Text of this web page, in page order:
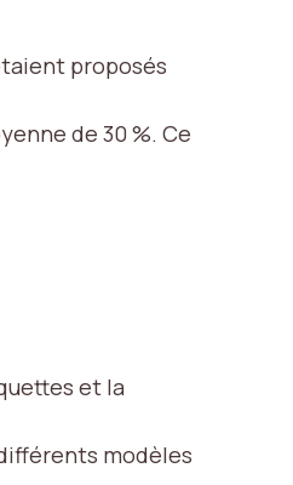
proposés
de 30 %. Ce
et la
modèles